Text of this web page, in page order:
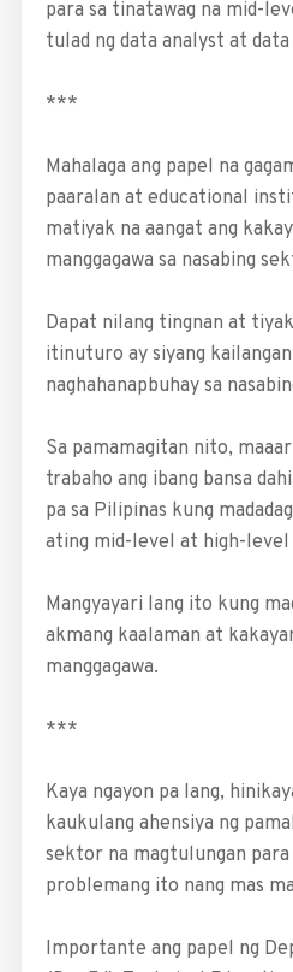
para sa tinatawag na mid-
tulad ng data analyst at
***
Mahalaga ang papel na
paaralan at ­educational
matiyak na aangat ang
manggagawa sa nasabing
Dapat nilang tingnan at
itinuturo ay siyang kailangan
naghahanapbuhay sa
Sa pamamagitan nito,
trabaho ang ibang bansa
pa sa Pilipinas kung
ating mid-level at high-
Mangyayari lang ito kung
akmang kaalaman at
manggagawa.
***
Kaya ngayon pa lang,
kaukulang ahensiya ng
sektor na magtulungan para
problemang ito nang mas
Importante ang papel ng